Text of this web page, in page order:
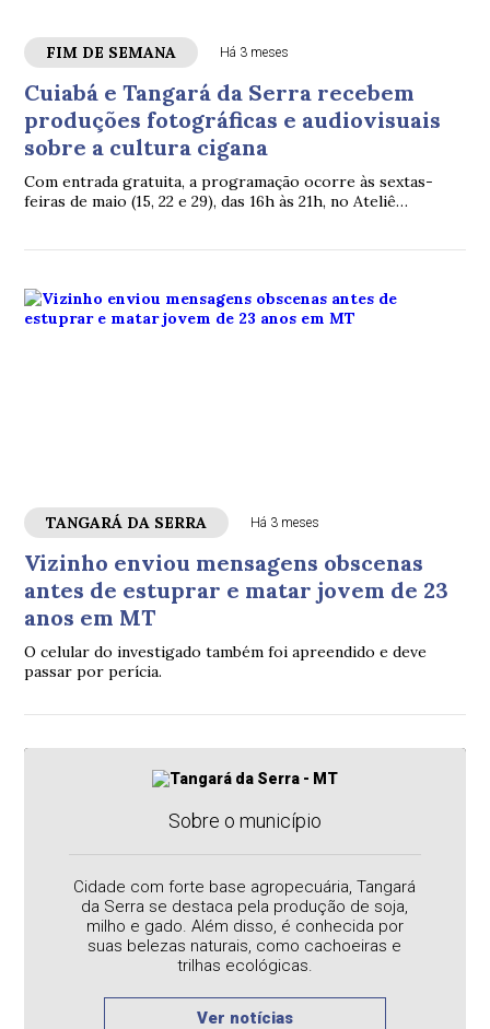
FIM DE SEMANA Há 3 meses
Cuiabá e Tangará da Serra recebem
produções fotográficas e audiovisuais
sobre a cultura cigana
Com entrada gratuita, a programação ocorre às sextas-
feiras de maio (15, 22 e 29), das 16h às 21h, no Ateliê
TANGARÁ DA SERRA Há 3 meses
Vizinho enviou mensagens obscenas
antes de estuprar e matar jovem de 23
anos em MT
O celular do investigado também foi apreendido e deve
passar por perícia.
Sobre o município
Cidade com forte base agropecuária, Tangará
da Serra se destaca pela produção de soja,
milho e gado. Além disso, é conhecida por
suas belezas naturais, como cachoeiras e
trilhas ecológicas.
Ver notícias